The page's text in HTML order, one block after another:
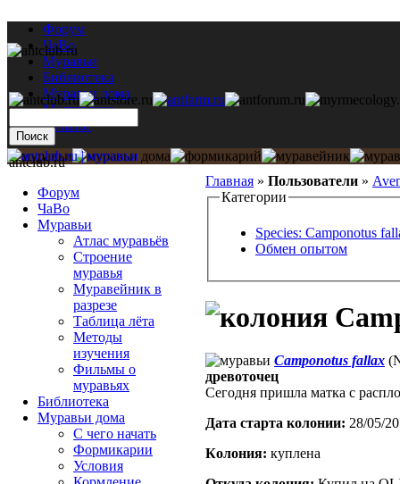
Форум
ЧаВо
Муравьи
Библиотека
Муравьи дома
Мастерская
Каталог
Главная » Пользователи »
Категории
Species: Camponotus
Обмен опытом
Camponotus fallax
древоточец
Сегодня пришла матка с
Дата старта кoлонии: 28/05/
Кoлония: куплена
antclub.ru
Форум
ЧаВо
Муравьи
Атлас муравьёв
Строение
муравья
Муравейник в
разрезе
Таблица лёта
Методы
изучения
Фильмы о
муравьях
Библиотека
Муравьи дома
С чего начать
Формикарии
Условия